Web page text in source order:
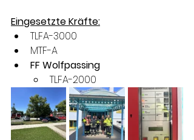
Eingesetzte Kräfte:
TLFA-3000
MTF-A
FF Wolfpassing
TLFA-2000